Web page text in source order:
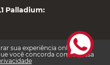
sua experiência online. Ao
você concorda com a nossa
Palladium: